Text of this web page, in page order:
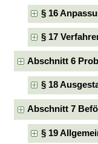
§ 16
§ 17
Abschnitt 6
§ 18
Abschnitt 7
§ 19